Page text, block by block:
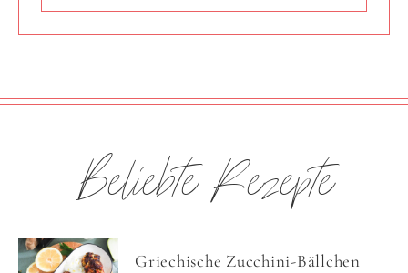
Beliebte Rezepte
Griechische Zucchini-Bällchen